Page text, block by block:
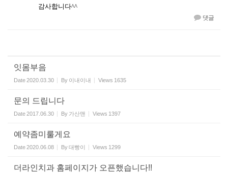
감사합니다^^
댓글
잇몸부음
Date2020.03.30 By 이내이내 Views 1635
문의 드립니다
Date2017.06.30 By 가산맨 Views 1397
예약좀미룰게요
Date2020.06.08 By대빵이 Views 1299
더라인치과 홈페이지가 오픈했습니다!!